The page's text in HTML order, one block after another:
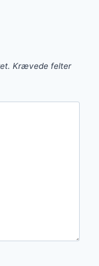
Krævede felter